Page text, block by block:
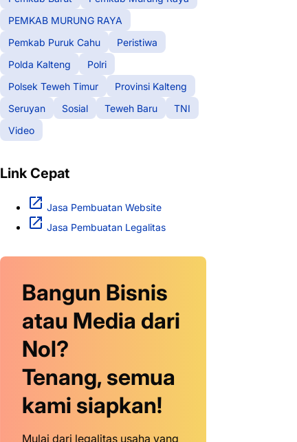
PEMKAB MURUNG RAYA
Pemkab Puruk Cahu
Peristiwa
Polda Kalteng
Polri
Polsek Teweh Timur
Provinsi Kalteng
Seruyan
Sosial Teweh Baru
TNI
Video
Link Cepat
Jasa Pembuatan Website
Jasa Pembuatan Legalitas
Bangun Bisnis
atau Media dari
Nol?
Tenang, semua
kami siapkan!
Mulai dari legalitas usaha yang